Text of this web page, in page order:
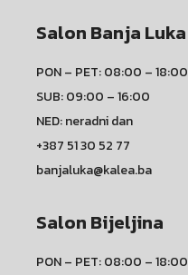
Salon Banja Luka
PON – PET: 08:00 – 18:00
SUB: 09:00 – 16:00
NED: neradni dan
+387 51 30 52 77
banjaluka@kalea.ba
Salon Bijeljina
PON – PET: 08:00 – 18:00